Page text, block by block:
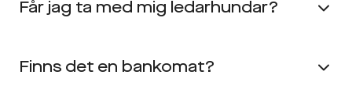
Får jag ta med mig ledarhundar?
Finns det en bankomat?